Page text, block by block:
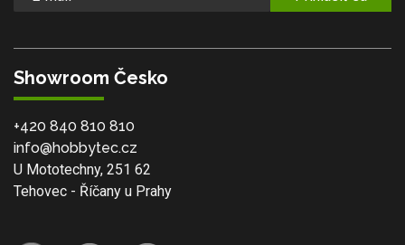
Showroom Česko
+420 840 810 810
info@hobbytec.cz
U Mototechny, 251 62
Tehovec - Říčany u Prahy